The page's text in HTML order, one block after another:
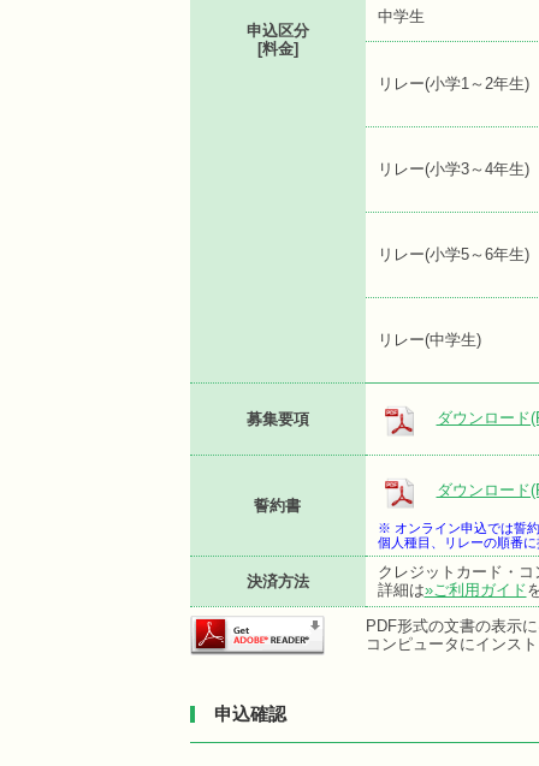
申込区分
[料金]
中学生
リレー(小学1～2年生)
リレー(小学3～4年生)
リレー(小学5～6年生)
リレー(中学生)
募集要項 ダウンロード
誓約書
ダウンロード
※ オンライン申込では誓
個人種目、リレーの順番
決済方法
クレジットカード・
詳細は»ご利用ガイド
PDF形式の文書の表示
コンピュータにインス
申込確認